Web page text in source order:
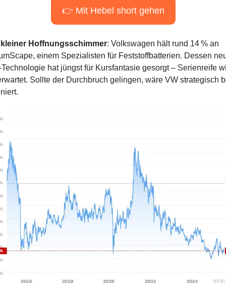
👉 Mit Hebel short gehen
Hoffnungsschimmer: Volkswagen hält rund 14 % an
einem Spezialisten für Feststoffbatterien. Dessen
hat jüngst für Kursfantasie gesorgt – Serienreife
Sollte der Durchbruch gelingen, wäre VW strategisch